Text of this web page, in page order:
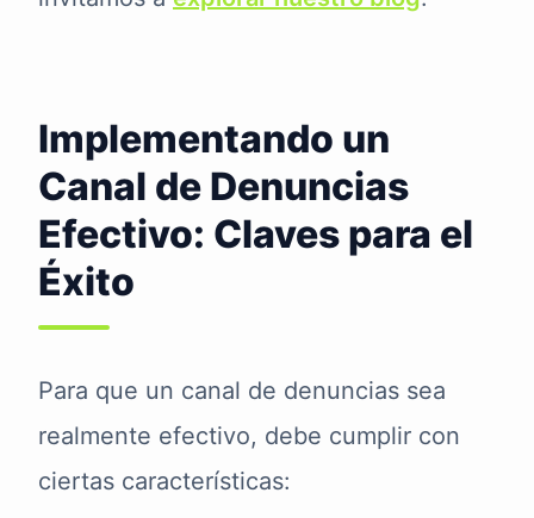
Implementando un
Canal de Denuncias
Efectivo: Claves para el
Éxito
Para que un canal de denuncias sea
realmente efectivo, debe cumplir con
ciertas características: